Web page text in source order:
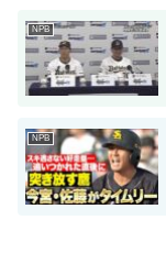
NPB
NPB